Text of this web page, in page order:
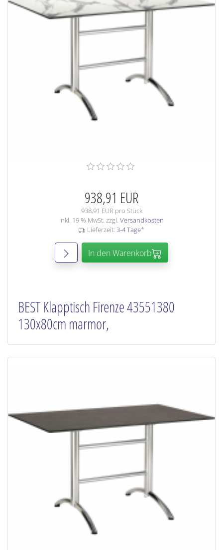
938,91 EUR
938,91 EUR pro Stück
inkl. 19 % MwSt. zzgl. Versandkosten
Lieferzeit: 3-4 Tage*
In den Warenkorb
BEST Klapptisch Firenze 43551380
130x80cm marmor,